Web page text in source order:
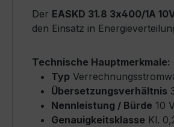
Der EASKD 31.8 3x400/1A
den Einsatz in
Technische Hauptmerkmale:
Typ
Übersetzungsverhältnis
Nennleistung / Bürde 10
Genauigkeitsklasse Kl.